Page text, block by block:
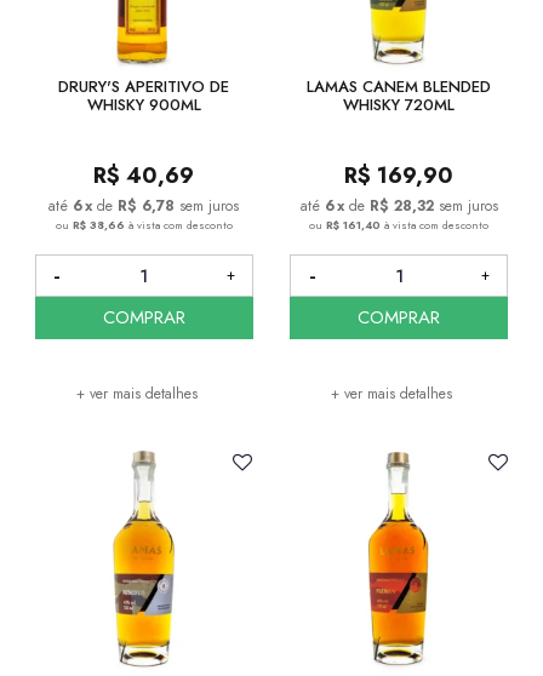
DRURY'S APERITIVO DE
WHISKY 900ML
R$ 40,69
6x de R$ 6,78 sem juros
ou R$ 38,66 à vista com desconto
+ ver mais detalhes
COMPRAR
LAMAS CANEM BLENDED
WHISKY 720ML
R$ 169,90
6x de R$ 28,32 sem juros
ouR$ 161,40à vista com desconto
+ ver mais detalhes
COMPRAR